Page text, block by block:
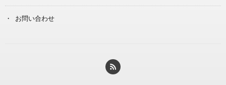
お問い合わせ